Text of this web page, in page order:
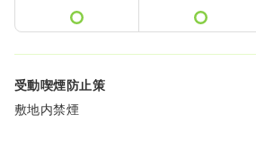
受動喫煙防止策
敷地内禁煙